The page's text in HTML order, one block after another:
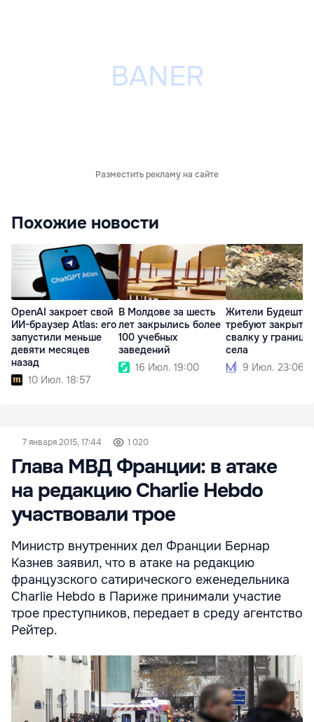
Разместить рекламу на сайте
Похожие новости
OpenAI закроет свой
ИИ-браузер Atlas: его
запустили меньше
девяти месяцев
назад
10 Июл. 18:57
В Молдове за шесть
лет закрылись более
100 учебных
заведений
16 Июл. 19:00
Жители Будешт
требуют закрыть
свалку у границы
села
9 Июл. 23:06
7 января 2015, 17:44 1 020
Глава МВД Франции: в атаке
на редакцию Charlie Hebdo
участвовали трое
Министр внутренних дел Франции Бернар
Казнев заявил, что в атаке на редакцию
французского сатирического еженедельника
Charlie Hebdo в Париже принимали участие
трое преступников, передает в среду агентство
Рейтер.